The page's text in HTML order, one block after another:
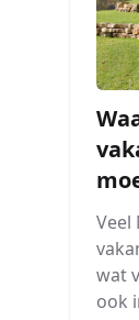
Veel
wat
ook